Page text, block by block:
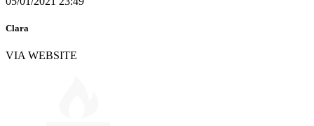
Clara
VIA WEBSITE